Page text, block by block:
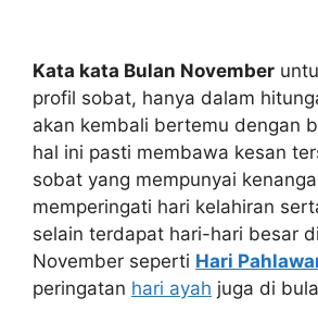
Kata kata Bulan November
profil sobat, hanya dalam
akan kembali bertemu dengan
hal ini pasti membawa kesan
sobat yang mempunyai
memperingati hari kelahiran
selain terdapat hari-hari besar
November seperti Hari
peringatan hari ayah juga di